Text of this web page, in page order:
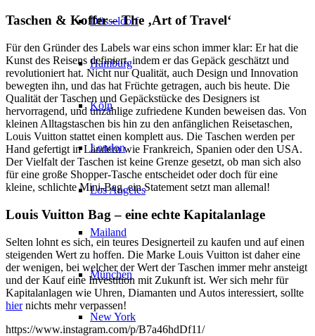
Düsseldorf
Hamburg
Köln
London
Los Angeles
Mailand
München
New York
Taschen & Koffer – The ‚Art of Travel‘
Für den Gründer des Labels war eins schon immer klar: Er hat die
Kunst des Reisens definiert, indem er das Gepäck geschätzt und
revolutioniert hat. Nicht nur Qualität, auch Design und Innovation
bewegten ihn, und das hat Früchte getragen, auch bis heute. Die
Qualität der Taschen und Gepäckstücke des Designers ist
hervorragend, und unzählige zufriedene Kunden beweisen das. Von
kleinen Alltagstaschen bis hin zu den anfänglichen Reisetaschen,
Louis Vuitton stattet einen komplett aus. Die Taschen werden per
Hand gefertigt in Ländern wie Frankreich, Spanien oder den USA.
Der Vielfalt der Taschen ist keine Grenze gesetzt, ob man sich also
für eine große Shopper-Tasche entscheidet oder doch für eine
kleine, schlichte Mini-Bag, ein Statement setzt man allemal!
Louis Vuitton Bag – eine echte Kapitalanlage
Selten lohnt es sich, ein teures Designerteil zu kaufen und auf einen
steigenden Wert zu hoffen. Die Marke Louis Vuitton ist daher eine
der wenigen, bei welcher der Wert der Taschen immer mehr ansteigt
und der Kauf eine Investition mit Zukunft ist. Wer sich mehr für
Kapitalanlagen wie Uhren, Diamanten und Autos interessiert, sollte
hiernichts mehr verpassen!
https://www.instagram.com/p/B7a46hdDf11/